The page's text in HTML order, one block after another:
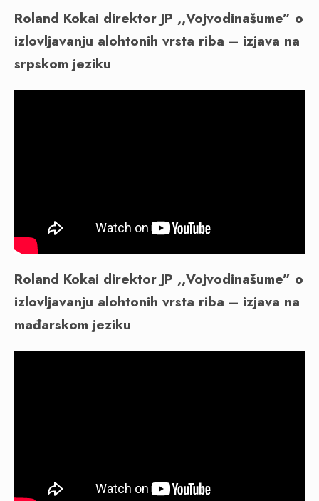
Roland Kokai direktor JP ,,Vojvodinašume” o
izlovljavanju alohtonih vrsta riba – izjava na
srpskom jeziku
Roland Kokai direktor JP ,,Vojvodinašume” o
izlovljavanju alohtonih vrsta riba – izjava na
mađarskom jeziku